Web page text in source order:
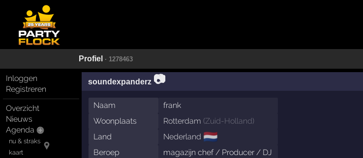
Profiel · 1278463
Inloggen
Registreren
Overzicht
Nieuws
Agenda
nu & straks
kaart
soundexpanderz 📷
Naam
frank
Woonplaats
Rotterdam (Zuid-Holland)
Land
Nederland 🇳🇱
Beroep
magazijn chef / Producer / DJ